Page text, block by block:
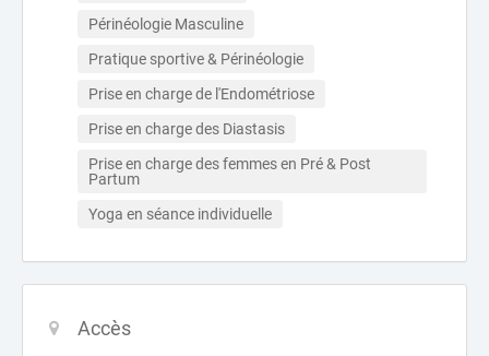
Périnéologie Masculine
Pratique sportive & Périnéologie
Prise en charge de l'Endométriose
Prise en charge des Diastasis
Prise en charge des femmes en Pré & Post
Partum
Yoga en séance individuelle
Accès